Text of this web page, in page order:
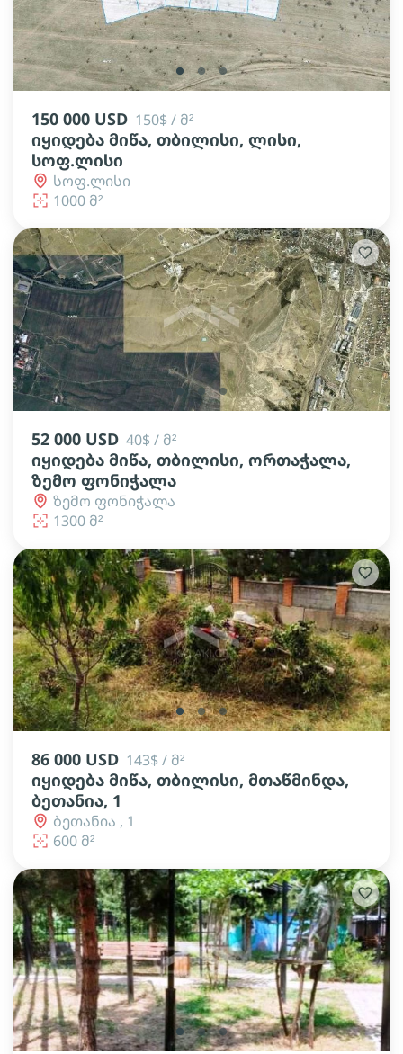
lens lens lens
150 000 USD 150$ / მ²
იყიდება მიწა, თბილისი, ლისი,
სოფ.ლისი
სოფ.ლისი
1000 მ²
lens lens
52 000 USD 40$ / მ²
იყიდება მიწა, თბილისი, ორთაჭალა,
ზემო ფონიჭალა
ზემო ფონიჭალა
1300 მ²
lens lens lens
86 000 USD 143$ / მ²
იყიდება მიწა, თბილისი, მთაწმინდა,
ბეთანია, 1
ბეთანია , 1
600 მ²
lens lens lens